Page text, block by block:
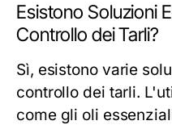
Esistono Soluzioni
Controllo dei Tarli?
Sì, esistono varie
controllo dei tarli.
come gli oli